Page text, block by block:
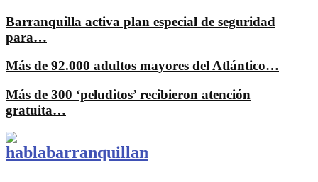
Barranquilla activa plan especial de seguridad
para…
Más de 92.000 adultos mayores del Atlántico…
Más de 300 ‘peluditos’ recibieron atención
gratuita…